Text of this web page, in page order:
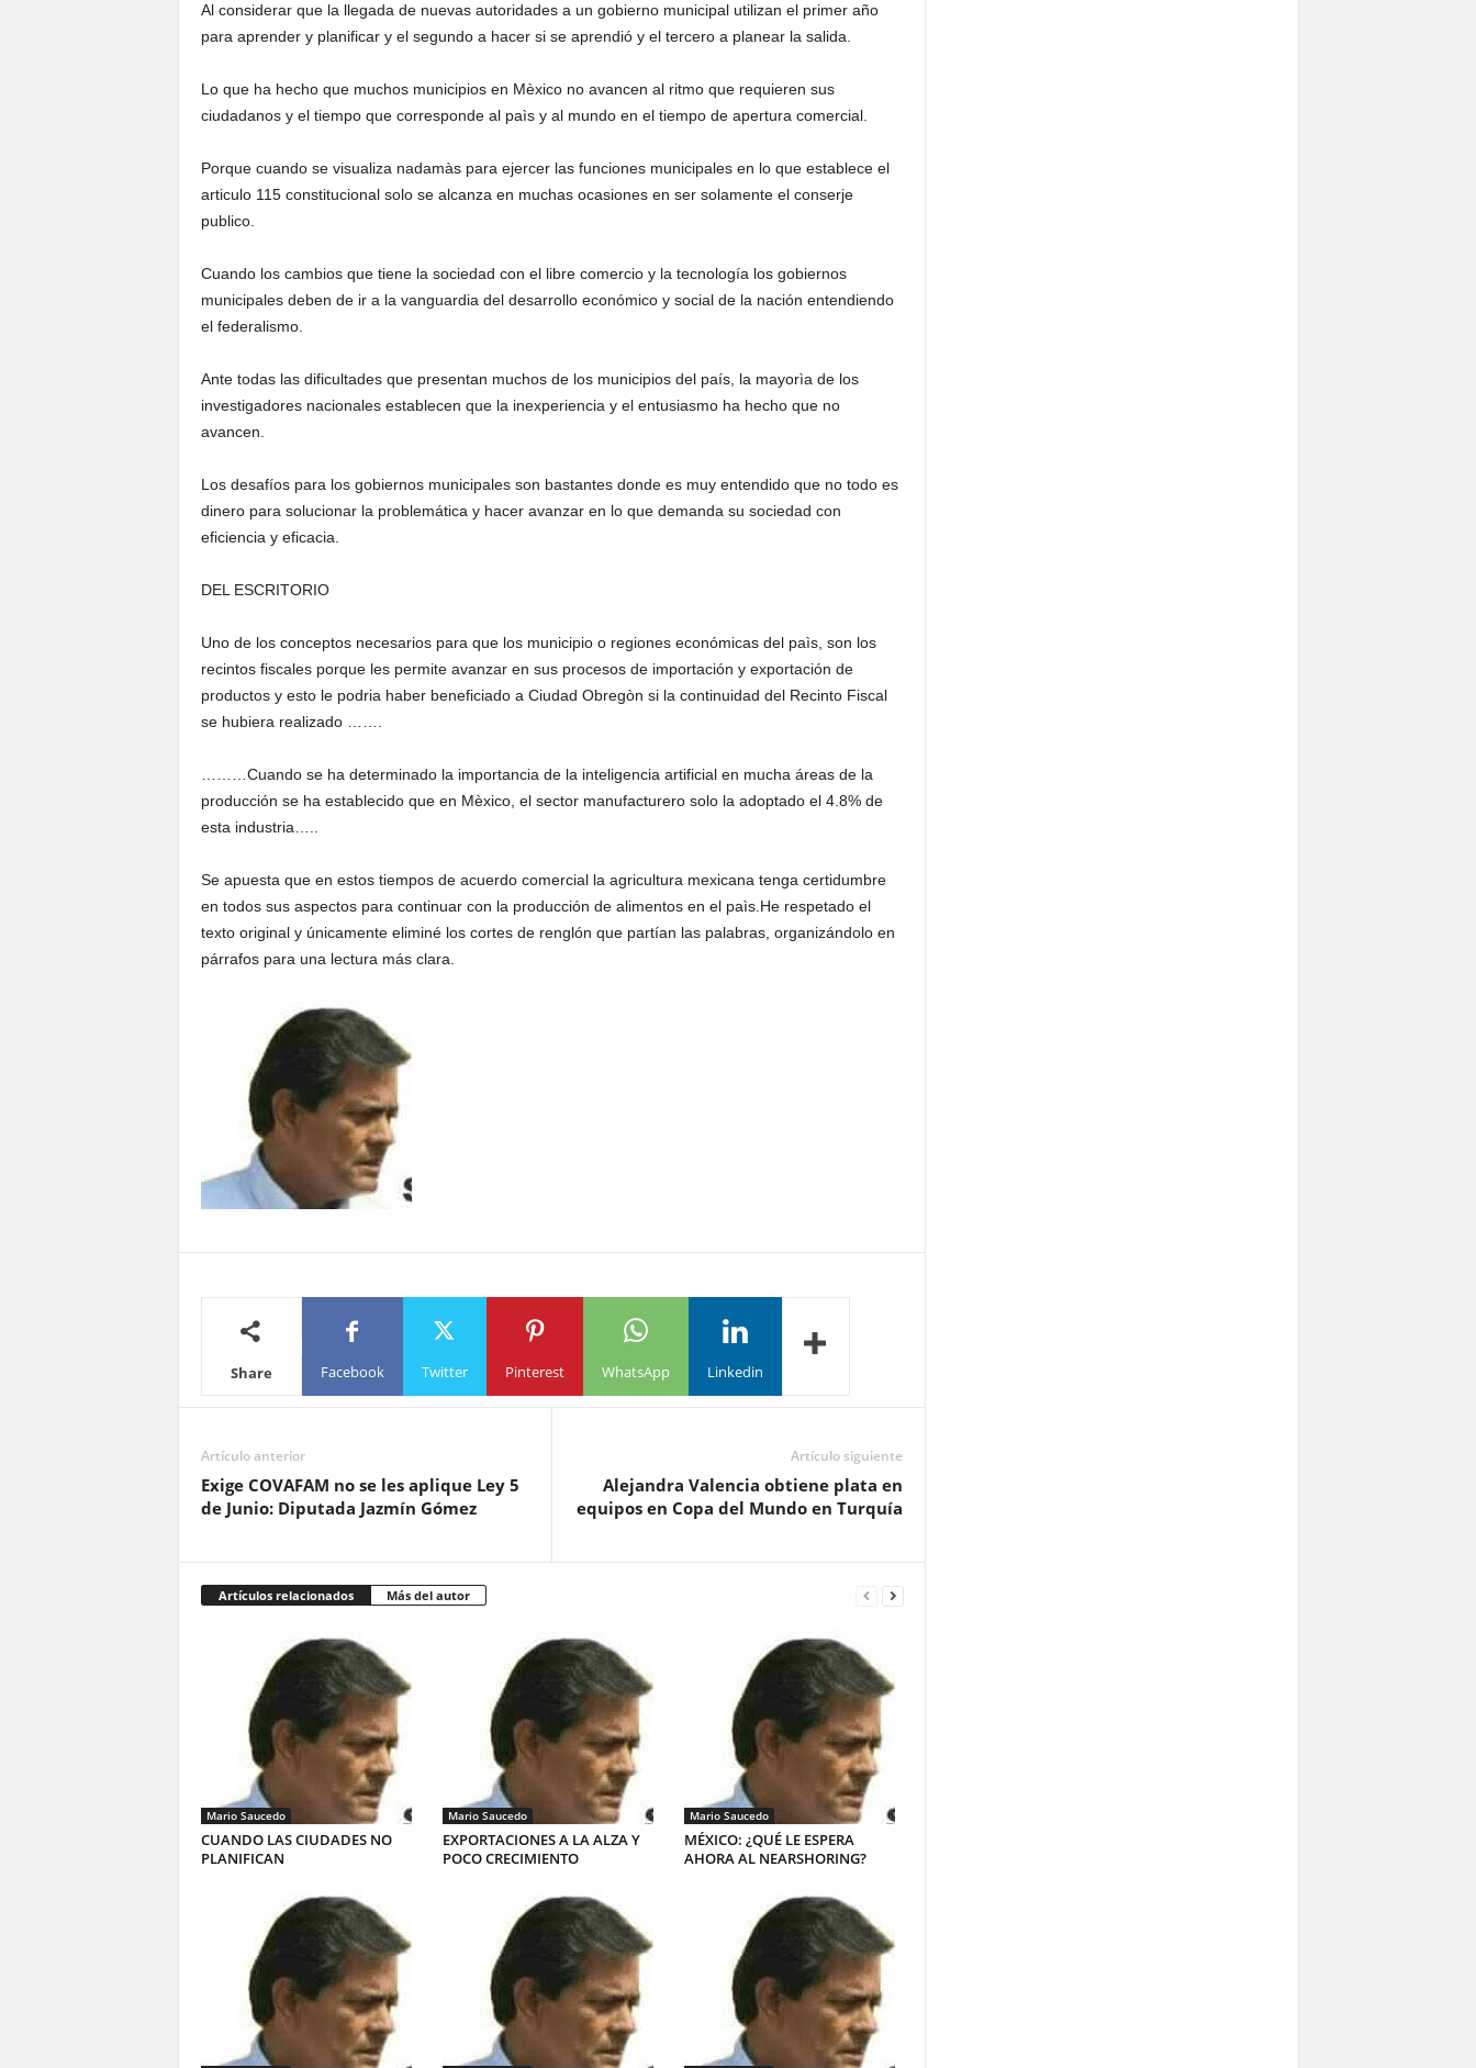
Al considerar que la llegada de nuevas autoridades a un gobierno municipal utilizan el primer año
para aprender y planificar y el segundo a hacer si se aprendió y el tercero a planear la salida.
Lo que ha hecho que muchos municipios en Mèxico no avancen al ritmo que requieren sus
ciudadanos y el tiempo que corresponde al paìs y al mundo en el tiempo de apertura comercial.
Porque cuando se visualiza nadamàs para ejercer las funciones municipales en lo que establece el
articulo 115 constitucional solo se alcanza en muchas ocasiones en ser solamente el conserje
publico.
Cuando los cambios que tiene la sociedad con el libre comercio y la tecnología los gobiernos
municipales deben de ir a la vanguardia del desarrollo económico y social de la nación entendiendo
el federalismo.
Ante todas las dificultades que presentan muchos de los municipios del país, la mayorìa de los
investigadores nacionales establecen que la inexperiencia y el entusiasmo ha hecho que no
avancen.
Los desafíos para los gobiernos municipales son bastantes donde es muy entendido que no todo es
dinero para solucionar la problemática y hacer avanzar en lo que demanda su sociedad con
eficiencia y eficacia.
DEL ESCRITORIO
Uno de los conceptos necesarios para que los municipio o regiones económicas del paìs, son los
recintos fiscales porque les permite avanzar en sus procesos de importación y exportación de
productos y esto le podria haber beneficiado a Ciudad Obregòn si la continuidad del Recinto Fiscal
se hubiera realizado …….
………Cuando se ha determinado la importancia de la inteligencia artificial en mucha áreas de la
producción se ha establecido que en Mèxico, el sector manufacturero solo la adoptado el 4.8% de
esta industria…..
Se apuesta que en estos tiempos de acuerdo comercial la agricultura mexicana tenga certidumbre
en todos sus aspectos para continuar con la producción de alimentos en el paìs.He respetado el
texto original y únicamente eliminé los cortes de renglón que partían las palabras, organizándolo en
párrafos para una lectura más clara.
Share Facebook Twitter Pinterest WhatsApp Linkedin
Artículo anterior
Exige COVAFAM no se les aplique Ley 5
de Junio: Diputada Jazmín Gómez
Artículo siguiente
Alejandra Valencia obtiene plata en
equipos en Copa del Mundo en Turquía
Artículos relacionados Más del autor
Mario Saucedo
CUANDO LAS CIUDADES NO
PLANIFICAN
Mario Saucedo
EXPORTACIONES A LA ALZA Y
POCO CRECIMIENTO
Mario Saucedo
MÉXICO: ¿QUÉ LE ESPERA
AHORA AL NEARSHORING?